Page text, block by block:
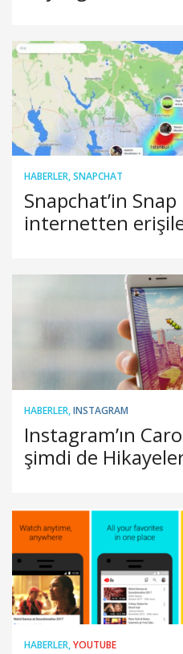
HABERLER,SNAPCHAT
Snapchat’in
internetten
HABERLER,INSTAGRAM
Instagram’ın
şimdi de
HABERLER,YOUTUBE